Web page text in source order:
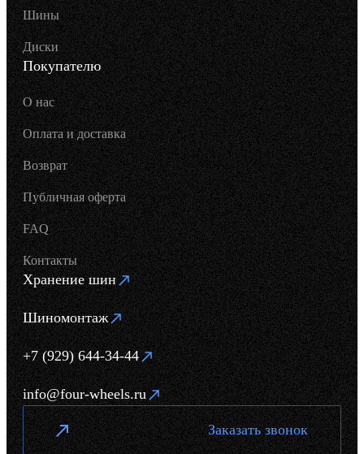
Шины
Диски
Покупателю
О нас
Оплата и доставка
Возврат
Публичная оферта
FAQ
Контакты
Хранение шин
Шиномонтаж
+7 (929) 644-34-44
info@four-wheels.ru
Заказать звонок